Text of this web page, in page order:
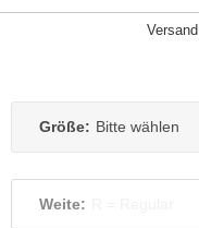
Versand
Größe: Bitte wählen
Weite: